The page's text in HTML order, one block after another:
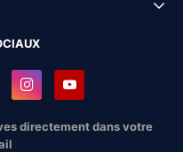
directement dans votre